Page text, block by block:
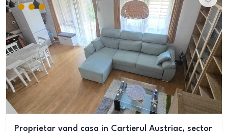
Proprietar vand casa in Cartierul Austriac, sector